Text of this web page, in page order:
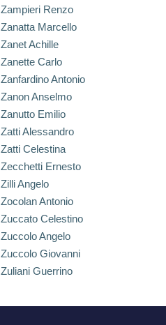
Zampieri Renzo
Zanatta Marcello
Zanet Achille
Zanette Carlo
Zanfardino Antonio
Zanon Anselmo
Zanutto Emilio
Zatti Alessandro
Zatti Celestina
Zecchetti Ernesto
Zilli Angelo
Zocolan Antonio
Zuccato Celestino
Zuccolo Angelo
Zuccolo Giovanni
Zuliani Guerrino